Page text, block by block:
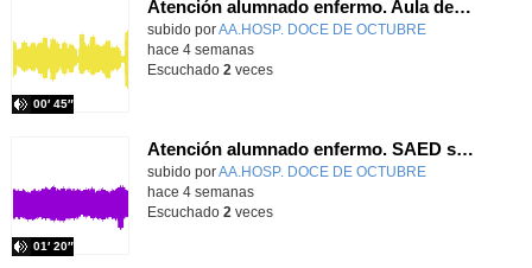
Atención alumnado enfermo. Aula dentro del hospital. Rosa María Poza Hervás
Contenido educativo.
subido porAA.HOSP. DOCE DE OCTUBRE
00′ 45″
-
hace 4 semanas
Escuchado 2 veces
Atención alumnado enfermo. SAED secundaria. Charo Villamariz Cid.
Contenido educativo.
subido porAA.HOSP. DOCE DE OCTUBRE
01′ 20″
-
hace 4 semanas
Escuchado 2 veces